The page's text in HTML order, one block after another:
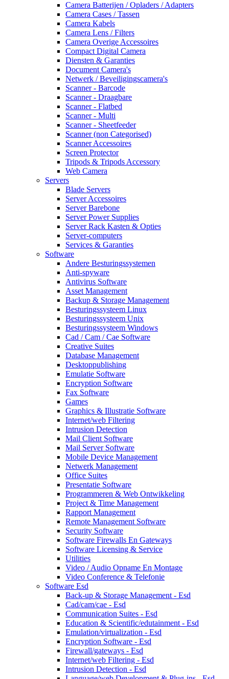
Camera Batterijen / Opladers / Adapters
Camera Cases / Tassen
Camera Kabels
Camera Lens / Filters
Camera Overige Accessoires
Compact Digital Camera
Diensten & Garanties
Document Camera's
Netwerk / Beveiligingscamera's
Scanner - Barcode
Scanner - Draagbare
Scanner - Flatbed
Scanner - Multi
Scanner - Sheetfeeder
Scanner (non Categorised)
Scanner Accessoires
Screen Protector
Tripods & Tripods Accessory
Web Camera
Servers
Blade Servers
Server Accessoires
Server Barebone
Server Power Supplies
Server Rack Kasten & Opties
Server-computers
Services & Garanties
Software
Andere Besturingssystemen
Anti-spyware
Antivirus Software
Asset Management
Backup & Storage Management
Besturingssysteem Linux
Besturingssysteem Unix
Besturingssysteem Windows
Cad / Cam / Cae Software
Creative Suites
Database Management
Desktoppublishing
Emulatie Software
Encryption Software
Fax Software
Games
Graphics & Illustratie Software
Internet/web Filtering
Intrusion Detection
Mail Client Software
Mail Server Software
Mobile Device Management
Netwerk Management
Office Suites
Presentatie Software
Programmeren & Web Ontwikkeling
Project & Time Management
Rapport Management
Remote Management Software
Security Software
Software Firewalls En Gateways
Software Licensing & Service
Utilities
Video / Audio Opname En Montage
Video Conference & Telefonie
Software Esd
Back-up & Storage Management - Esd
Cad/cam/cae - Esd
Communication Suites - Esd
Education & Scientific/edutainment - Esd
Emulation/virtualization - Esd
Encryption Software - Esd
Firewall/gateways - Esd
Internet/web Filtering - Esd
Intrusion Detection - Esd